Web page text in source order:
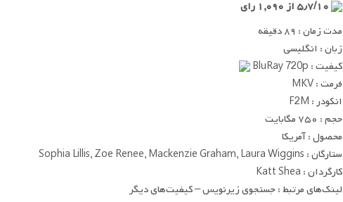
مدت زمان : ۸۹ دقیقه
زبان : انگلیسی
کیفیت : BluRay 720p
فرمت : MKV
انکودر : F2M
حجم : ۷۵۰ مگابایت
محصول : آمریکا
ستارگان : Sophia Lillis, Zoe Renee, Mackenzie Graham, Laura Wiggins
کارگردان : Katt Shea
لینک‌های مرتبط : جستجوی زیرنویس – کیفیت‌های دیگر